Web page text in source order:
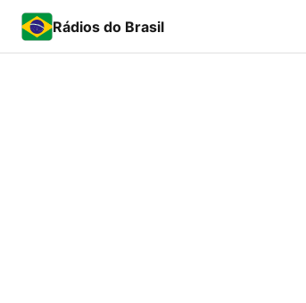
Rádios do Brasil